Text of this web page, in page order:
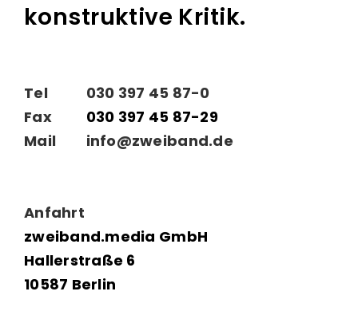
konstruktive Kritik.
Tel
Fax
Mail
030 397 45 87-0
030 397 45 87-29
info@zweiband.de
Anfahrt
zweiband.media GmbH
Hallerstraße 6
10587 Berlin